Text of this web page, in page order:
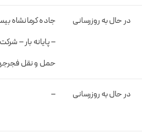
در حال به روزرسانی
جاده کرمانشاه
– پایانه بار –
حمل و نقل
در حال به روزرسانی –